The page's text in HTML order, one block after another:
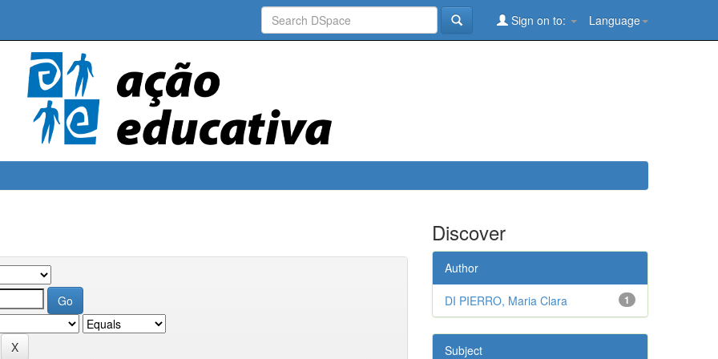
Language
Sign on to:
Discover
Author
1
DI PIERRO, Maria Clara
Subject